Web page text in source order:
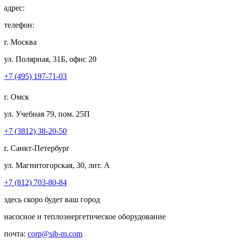
адрес:
телефон:
г. Москва
ул. Полярная, 31Б, офис 20
+7 (495) 197-71-03
г. Омск
ул. Учебная 79, пом. 25П
+7 (3812) 38-20-50
г. Санкт-Петербург
ул. Магнитогорская, 30, лит. А
+7 (812) 703-80-84
здесь скоро будет ваш город
насосное и теплоэнергетическое оборудование
почта: corp@sib-m.com